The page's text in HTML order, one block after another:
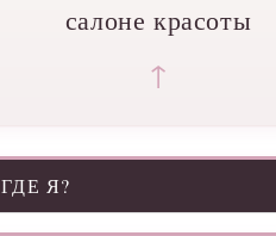
салоне красоты
↑
ГДЕ Я?